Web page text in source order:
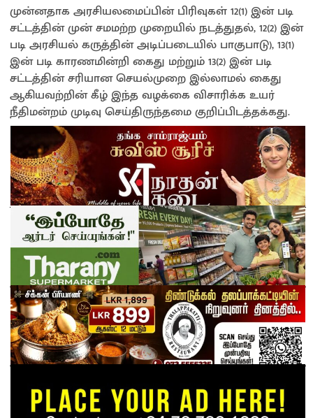
முன்னதாக அரசியலமைப்பின் பிரிவுகள் 12(1) இன் படி
சட்டத்தின் முன் சமமற்ற முறையில் நடத்துதல், 12(2) இன்
படி அரசியல் கருத்தின் அடிப்படையில் பாகுபாடு), 13(1)
இன் படி காரணமின்றி கைது மற்றும் 13(2) இன் படி
சட்டத்தின் சரியான செயல்முறை இல்லாமல் கைது
ஆகியவற்றின் கீழ் இந்த வழக்கை விசாரிக்க உயர்
நீதிமன்றம் முடிவு செய்திருந்தமை குறிப்பிடத்தக்கது.